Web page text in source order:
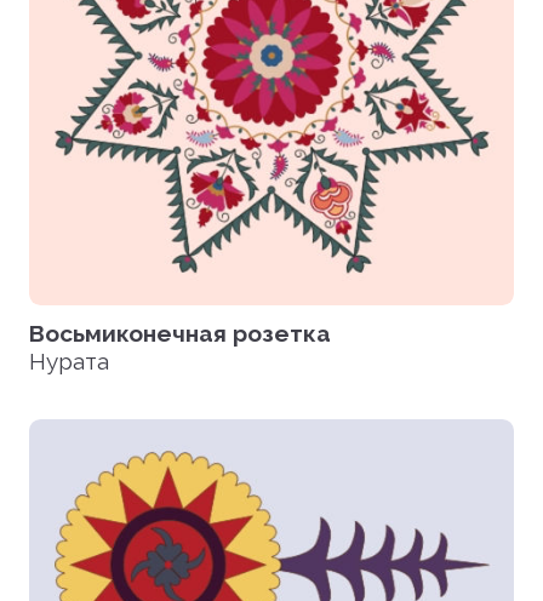
Восьмиконечная розетка
Нурата